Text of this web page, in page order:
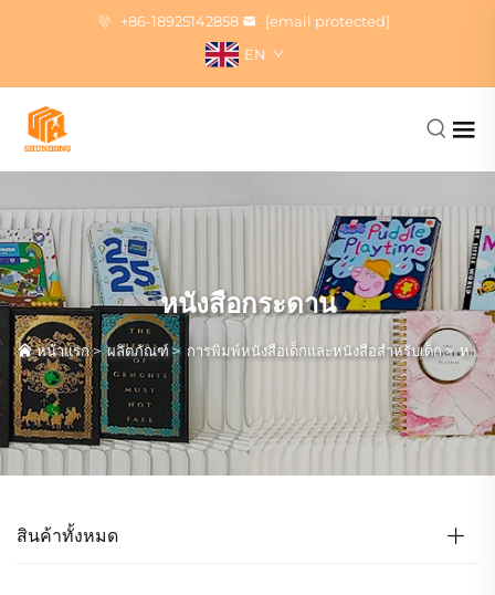
+86-18925142858
[email protected]
EN
หนังสือกระดาน
หน้าแรก>ผลิตภัณฑ์> การพิมพ์หนังสือเด็กและหนังสือสำหรับเด็ก>หนังสือกระดาน
สินค้าทั้งหมด